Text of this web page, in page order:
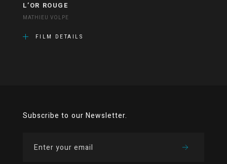
L’OR ROUGE
MATHIEU VOLPE
FILM DETAILS
Subscribe to our Newsletter.